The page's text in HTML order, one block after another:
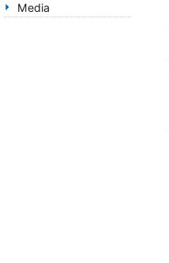
Media